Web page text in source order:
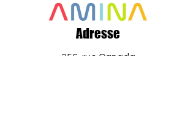
Adresse
356, rue Canada